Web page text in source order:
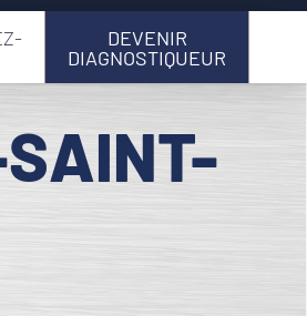
DEVENIR
DIAGNOSTIQUEUR
SAINT-